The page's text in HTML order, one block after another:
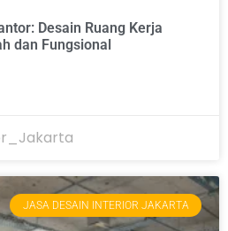
Desain Ruang Kerja
dan Fungsional
JASA DESAIN INTERIOR JAKARTA